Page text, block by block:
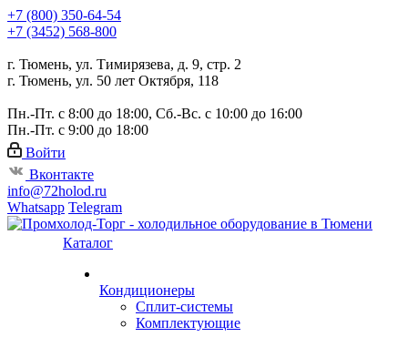
+7 (800) 350-64-54
+7 (3452) 568-800
г. Тюмень, ул. Тимирязева, д. 9, стр. 2
г. Тюмень, ул. 50 лет Октября, 118
Пн.-Пт. с 8:00 до 18:00, Сб.-Вс. с 10:00 до 16:00
Пн.-Пт. с 9:00 до 18:00
Войти
Вконтакте
info@72holod.ru
Whatsapp Telegram
Каталог
Кондиционеры
Сплит-системы
Комплектующие